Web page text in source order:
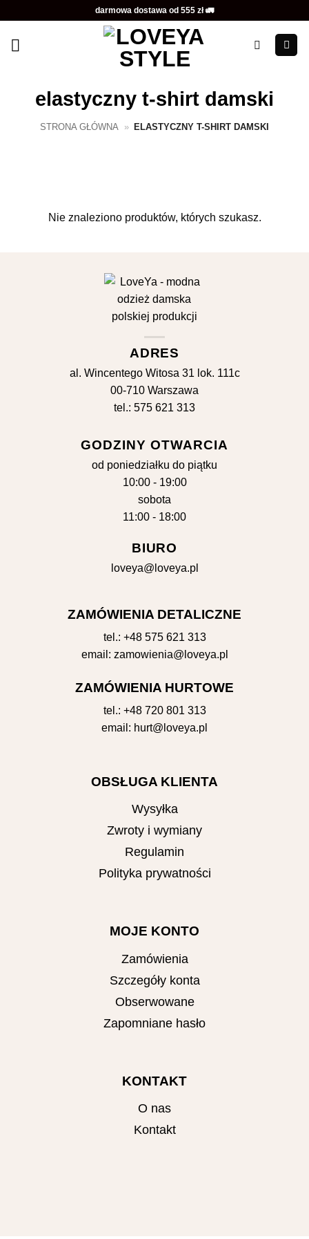
zawartości
darmowa dostawa od 555 zł 🚛
elastyczny t-shirt damski
STRONA GŁÓWNA » ELASTYCZNY T-SHIRT DAMSKI
Nie znaleziono produktów, których szukasz.
ADRES
al. Wincentego Witosa 31 lok. 111c
00-710 Warszawa
tel.: 575 621 313
GODZINY OTWARCIA
od poniedziałku do piątku
10:00 - 19:00
sobota
11:00 - 18:00
BIURO
loveya@loveya.pl
ZAMÓWIENIA DETALICZNE
tel.: +48 575 621 313
email: zamowienia@loveya.pl
ZAMÓWIENIA HURTOWE
tel.: +48 720 801 313
email: hurt@loveya.pl
OBSŁUGA KLIENTA
Wysyłka
Zwroty i wymiany
Regulamin
Polityka prywatności
MOJE KONTO
Zamówienia
Szczegóły konta
Obserwowane
Zapomniane hasło
KONTAKT
O nas
Kontakt